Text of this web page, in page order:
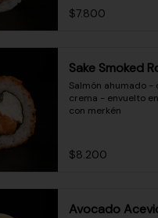
$7.800
Sake Smoked
Salmón ahumado -
crema - envuelto
con merkén
$8.200
Avocado